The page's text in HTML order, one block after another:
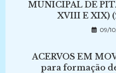
MUNICIPAL DE
XVIII E XIX)
09/
ACERVOS EM
para formação